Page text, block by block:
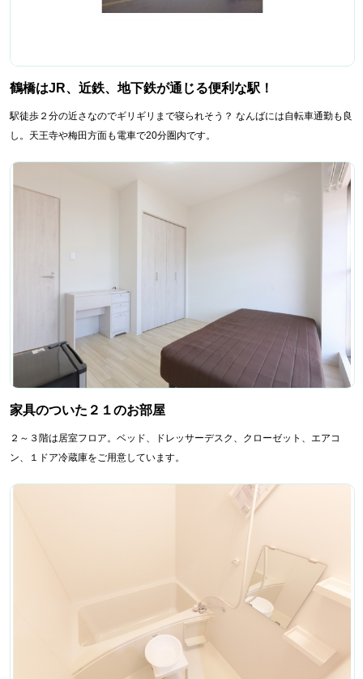
鶴橋はJR、近鉄、地下鉄が通じる便利な駅！
駅徒歩２分の近さなのでギリギリまで寝られそう？ なんばには自転車通勤も良
し。天王寺や梅田方面も電車で20分圏内です。
家具のついた２１のお部屋
２～３階は居室フロア。ベッド、ドレッサーデスク、クローゼット、エアコ
ン、１ドア冷蔵庫をご用意しています。